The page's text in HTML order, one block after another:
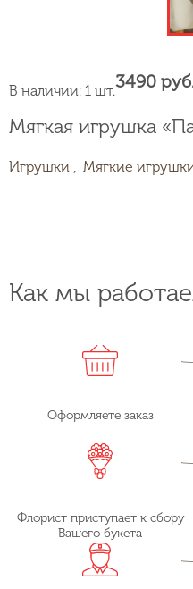
Мягкая игрушка
Игрушки , Мягкие
В наличии: 1 шт.3490
Как мы
Оформляете заказ
Флорист приступает к сбору
Вашего букета